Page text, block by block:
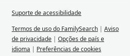
Suporte de acessibilidade
Termos de uso do FamilySearch | Aviso
de privacidade | Opções de país e
idioma | Preferências de cookies